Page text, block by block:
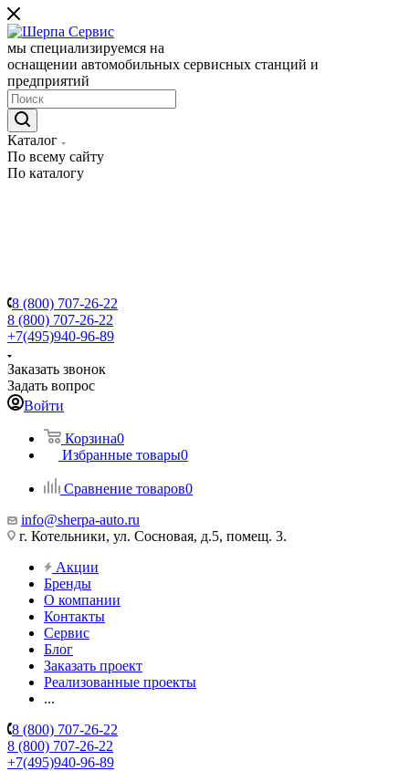
мы специализируемся на
оснащении автомобильных сервисных станций и
предприятий
Каталог
По всему сайту
По каталогу
8 (800) 707-26-22
8 (800) 707-26-22
+7(495)940-96-89
Заказать звонок
Задать вопрос
Войти
Корзина0
Избранные товары0
Сравнение товаров0
info@sherpa-auto.ru
г. Котельники, ул. Сосновая, д.5, помещ. 3.
Акции
Бренды
О компании
Контакты
Сервис
Блог
Заказать проект
Реализованные проекты
...
8 (800) 707-26-22
8 (800) 707-26-22
+7(495)940-96-89